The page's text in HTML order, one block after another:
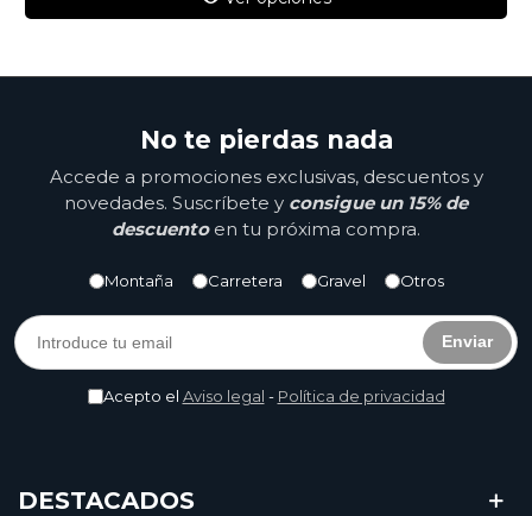
No te pierdas nada
Accede a promociones exclusivas, descuentos y
novedades. Suscríbete y consigue un 15% de
descuentoen tu próxima compra.
Montaña Carretera Gravel Otros
Enviar
Acepto el Aviso legal - Política de privacidad
DESTACADOS